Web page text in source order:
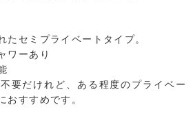
たセミプライベートタイプ。
ワーあり
要だけれど、ある程度のプライベー
おすすめです。